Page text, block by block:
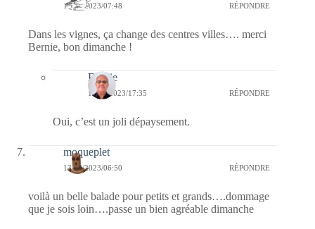
13/08/2023/07:48 RÉPONDRE
Dans les vignes, ça change des centres villes…. merci
Bernie, bon dimanche !
Bernie
13/08/2023/17:35 RÉPONDRE
Oui, c’est un joli dépaysement.
moqueplet
13/08/2023/06:50 RÉPONDRE
voilà un belle balade pour petits et grands….dommage
que je sois loin….passe un bien agréable dimanche